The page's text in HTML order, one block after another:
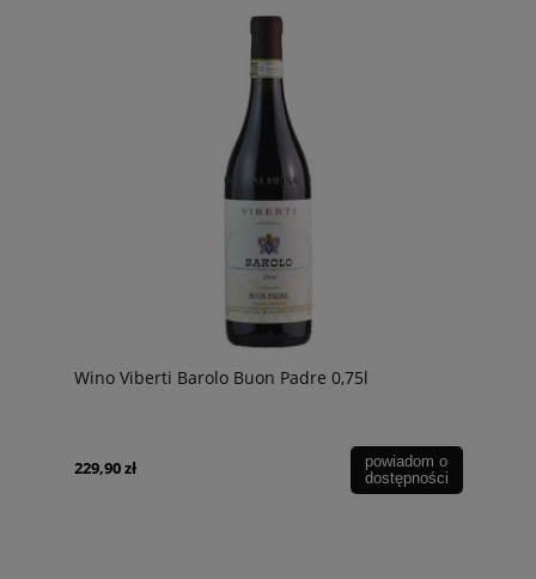
Wino Viberti Barolo Buon Padre 0,75l
229,90 zł
powiadom o
dostępności